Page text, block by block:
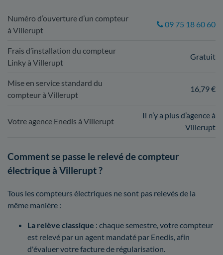
Numéro d’ouverture d’un compteur
à Villerupt
09 75 18 60 60
Frais d’installation du compteur
Linky à Villerupt
Gratuit
Mise en service standard du
compteur à Villerupt
16,79 €
Votre agence Enedis à Villerupt
Il n’y a plus d’agence à
Villerupt
Comment se passe le relevé de compteur
électrique à Villerupt ?
Tous les compteurs électriques ne sont pas relevés de la
même manière :
La relève classique : chaque semestre, votre compteur
est relevé par un agent mandaté par Enedis, afin
d'évaluer votre facture de régularisation.